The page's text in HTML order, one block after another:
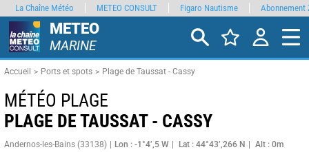
METEO
MARINE
Accueil Ports et spots Plage de Taussat - Cassy
MÉTÉO PLAGE
PLAGE DE TAUSSAT - CASSY
Andernos-les-Bains (33138) Lon : -1°4’,5 W Lat : 44°43’,266 N Alt : 0m
La Chaîne Météo METEO CONSULT Figaro Nautisme Abonnement